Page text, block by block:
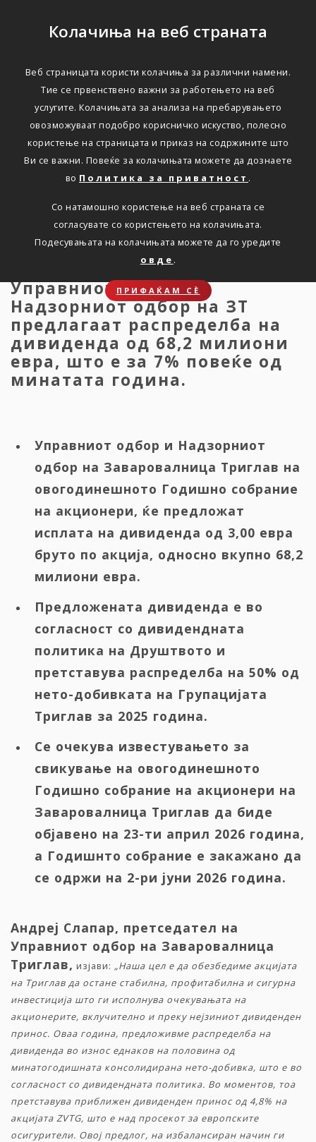
Колачиња на веб страната
Веб страницата користи колачиња за различни намени.
Тие се првенствено важни за работењето на веб
услугите. Колачињата за анализа на пребарувањето
овозможуваат подобро корисничко искуство, полесно
користење на страницата и приказ на содржините што
Ви се важни. Повеќе за колачињата можете да дознаете
во Политика за приватност .
Со натамошно користење на веб страната се
согласувате со користењето на колачињата.
Подесувањата на колачињата можете да го уредите
овде .
ПРИФАЌАМ СЀ
Заваровалница Триглав
предложува бруто
дивиденда од 3,00 евра
по акција
press-27.03.2026
Управниот одбор и
Надзорниот одбор на ЗТ
предлагаат распределба на
дивиденда од 68,2 милиони
евра, што е за 7% повеќе од
минатата година.
Управниот одбор и Надзорниот
одбор на Заваровалница Триглав на
овогодинешното Годишно собрание
на акционери, ќе предложат
исплата на дивиденда од 3,00 евра
бруто по акција, односно вкупно 68,2
милиони евра.
Предложената дивиденда е во
согласност со дивидендната
политика на Друштвото и
претставува распределба на 50% од
нето-добивката на Групацијата
Триглав за 2025 година.
Се очекува известувањето за
свикување на овогодинешното
Годишно собрание на акционери на
Заваровалница Триглав да биде
објавено на 23-ти април 2026 година,
а Годишнто собрание е закажано да
се одржи на 2-ри јуни 2026 година.
Андреј Слапар, претседател на
Управниот одбор на Заваровалница
Триглав, изјави: „Наша цел е да обезбедиме акцијата
на Триглав да остане стабилна, профитабилна и сигурна
инвестиција што ги исполнува очекувањата на
акционерите, вклучително и преку нејзиниот дивиденден
принос. Оваа година, предложивме распределба на
дивиденда во износ еднаков на половина од
минатогодишната консолидирана нето-добивка, што е во
согласност со дивидендната политика. Во моментов, тоа
претставува приближен дивиденден принос од 4,8% на
акцијата ZVTG, што е над просекот за европските
осигурители. Овој предлог, на избалансиран начин ги